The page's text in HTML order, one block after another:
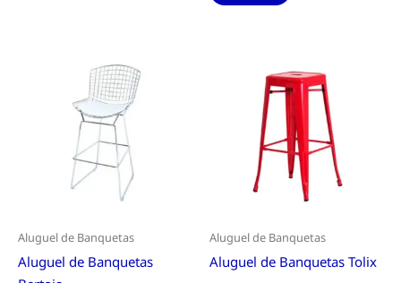
Aluguel de Banquetas
Aluguel de Banquetas
Aluguel de Banquetas
Aluguel de Banquetas Tolix